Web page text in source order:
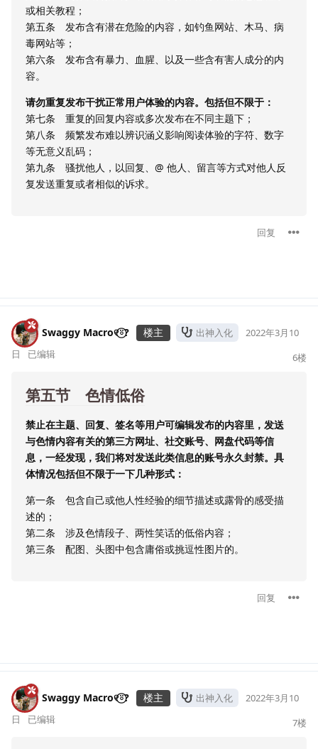
或相关教程；
第五条 发布含有潜在危险的内容，如钓鱼网站、木马、病
毒网站等；
第六条 发布含有暴力、血腥、以及一些含有害人成分的内
容。
请勿重复发布干扰正常用户体验的内容。包括但不限于：
第七条 重复的回复内容或多次发布在不同主题下；
第八条 频繁发布难以辨识涵义影响阅读体验的字符、数字
等无意义乱码；
第九条 骚扰他人，以回复、@ 他人、留言等方式对他人反
复发送重复或者相似的诉求。
回复
Swaggy Macro୧⍤⃝? 楼主 出神入化
2022年3月10
日
已编辑 6楼
第五节 色情低俗
禁止在主题、回复、签名等用户可编辑发布的内容里，发送
与色情内容有关的第三方网址、社交账号、网盘代码等信
息，一经发现，我们将对发送此类信息的账号永久封禁。具
体情况包括但不限于一下几种形式：
第一条 包含自己或他人性经验的细节描述或露骨的感受描
述的；
第二条 涉及色情段子、两性笑话的低俗内容；
第三条 配图、头图中包含庸俗或挑逗性图片的。
回复
Swaggy Macro୧⍤⃝? 楼主 出神入化
2022年3月10
日
已编辑 7楼